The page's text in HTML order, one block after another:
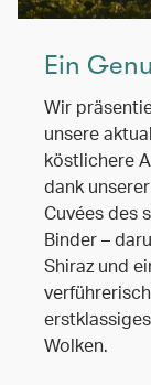
Ein
Wir
unsere
köstlichere
dank
Cuvées des
Binder –
Shiraz und
Wolken.